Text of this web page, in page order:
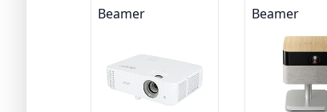
Beamer Beamer